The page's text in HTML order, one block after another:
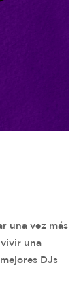
una vez más
una
DJs